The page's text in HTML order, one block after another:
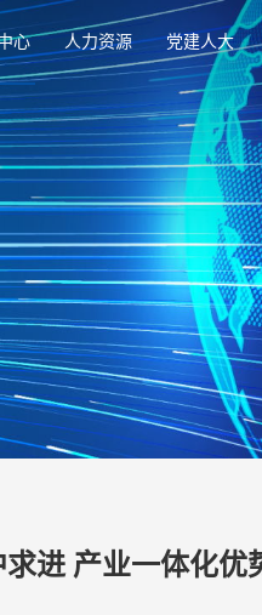
心 人力资源 党建人大
求进 产业一体化优